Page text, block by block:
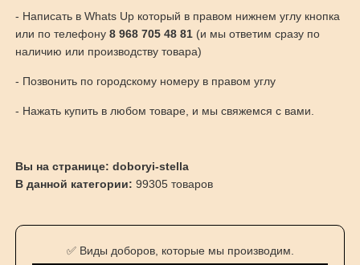
- Написать в Whats Up который в правом нижнем углу кнопка
или по телефону 8 968 705 48 81(и мы ответим сразу по
наличию или производству товара)
- Позвонить по городскому номеру в правом углу
- Нажать купить в любом товаре, и мы свяжемся с вами.
Вы на странице: doboryi-stella
В данной категории: 99305 товаров
✅ Виды доборов, которые мы производим.